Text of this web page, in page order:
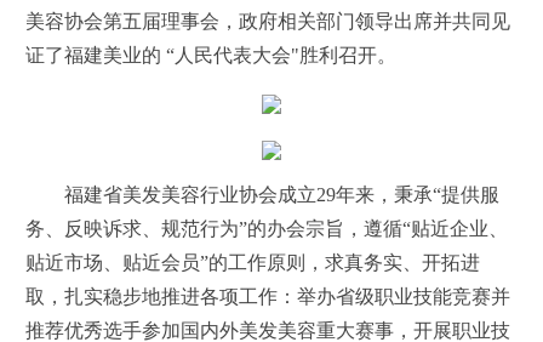
美容协会第五届理事会，政府相关部门领导出席并共同见
证了福建美业的 “人民代表大会"胜利召开。
福建省美发美容行业协会成立29年来，秉承“提供服
务、反映诉求、规范行为”的办会宗旨，遵循“贴近企业、
贴近市场、贴近会员”的工作原则，求真务实、开拓进
取，扎实稳步地推进各项工作：举办省级职业技能竞赛并
推荐优秀选手参加国内外美发美容重大赛事，开展职业技